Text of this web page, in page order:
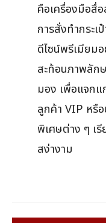
คือเครื่องมือสื่
การสั่งทำกระ
ดีไซน์พรีเมียม
สะท้อนภาพลั
มอง เพื่อแจก
ลูกค้า VIP หรื
พิเศษต่าง ๆ เ
สง่างาม